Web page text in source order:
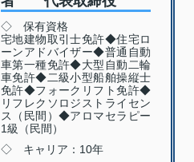
◇ 保有資格
宅地建物取引士免許◆住宅ロ
ーンアドバイザー◆普通自動
車第一種免許◆大型自動二輪
車免許◆二級小型船舶操縦士
免許◆フォークリフト免許◆
リフレクソロジストライセン
ス（民間）◆アロマセラピー
1級（民間）
◇ キャリア：10年